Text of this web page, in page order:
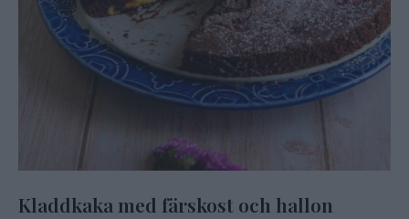
Kladdkaka med färskost och hallon